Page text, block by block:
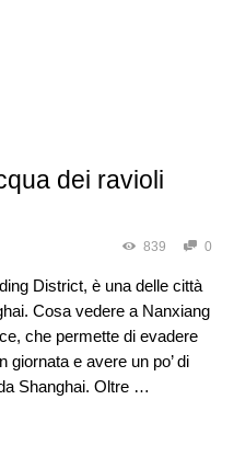
dei ravioli
839 0
District, è una delle città
Cosa vedere a Nanxiang
che permette di evadere
giornata e avere un po’ di
Shanghai. Oltre …